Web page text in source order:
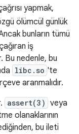
yapmak,
ölümcül günlük
bunların tümü
iş
Bu nedenle, bu
libc.so 'te
aranmalıdır.
assert(3) veya
olanaklarının
bu ileti